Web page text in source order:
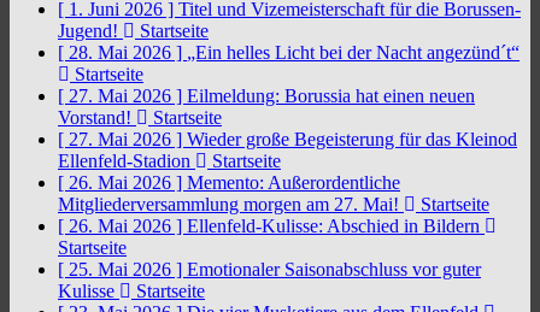
[ 1. Juni 2026 ] Titel und Vizemeisterschaft für die Borussen-
Jugend!
Startseite
[ 28. Mai 2026 ] „Ein helles Licht bei der Nacht angezünd´t“
Startseite
[ 27. Mai 2026 ] Eilmeldung: Borussia hat einen neuen
Vorstand!
Startseite
[ 27. Mai 2026 ] Wieder große Begeisterung für das Kleinod
Ellenfeld-Stadion
Startseite
[ 26. Mai 2026 ] Memento: Außerordentliche
Mitgliederversammlung morgen am 27. Mai!
Startseite
[ 26. Mai 2026 ] Ellenfeld-Kulisse: Abschied in Bildern
Startseite
[ 25. Mai 2026 ] Emotionaler Saisonabschluss vor guter
Kulisse
Startseite